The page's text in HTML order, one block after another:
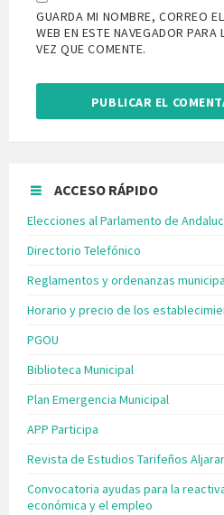
GUARDA MI NOMBRE, CORREO
WEB EN ESTE NAVEGADOR PARA
VEZ QUE COMENTE.
ACCESO RÁPIDO
Elecciones al Parlamento de
Directorio Telefónico
Reglamentos y ordenanzas
Horario y precio de los
PGOU
Biblioteca Municipal
Plan Emergencia Municipal
APP Participa
Revista de Estudios Tarifeños
Convocatoria ayudas para la
económica y el empleo